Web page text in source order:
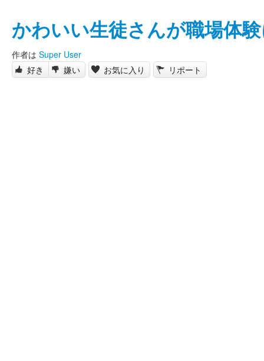
かわいい生徒さんが職場体
作者は Super User
好き
嫌い お気に入り リポート